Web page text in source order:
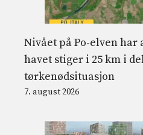
Nivået på Po-elven
havet stiger i 25 km i
tørkenødsituasjon
7. august 2026